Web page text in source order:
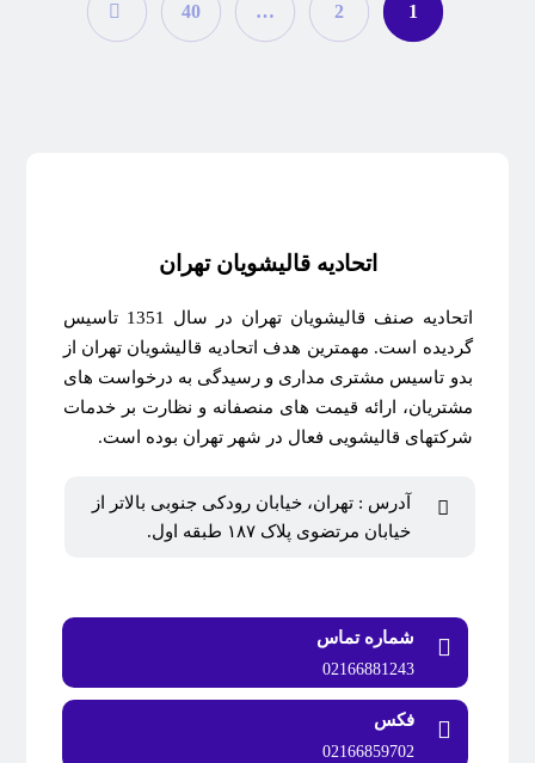
1
2
…
40
اتحادیه قالیشویان تهران
اتحادیه صنف قالیشویان تهران در سال 1351 تاسیس
گردیده است. مهمترین هدف اتحادیه قالیشویان تهران از
بدو تاسیس مشتری مداری و رسیدگی به درخواست های
مشتریان، ارائه قیمت های منصفانه و نظارت بر خدمات
شرکتهای قالیشویی فعال در شهر تهران بوده است.
آدرس : تهران، خیابان رودکی جنوبی بالاتر از
خیابان مرتضوی پلاک ۱۸۷ طبقه اول.
شماره تماس
02166881243
فکس
02166859702